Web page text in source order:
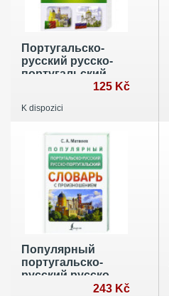
Португальско-
русский русско-
португальский
125 Kč
K dispozici
Популярный
португальско-
русский русско-
португальский243 Kč